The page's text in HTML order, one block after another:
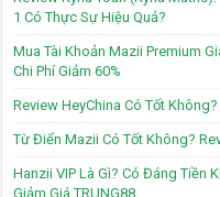
1 Có Thực Sự Hiệu Quả?
Mua Tài Khoản Mazii Premium
Chi Phí Giảm 60%
Review HeyChina Có Tốt
Từ Điển Mazii Có Tốt Không?
Hanzii VIP Là Gì? Có Đáng Tiền
Giảm Giá TRUNG88